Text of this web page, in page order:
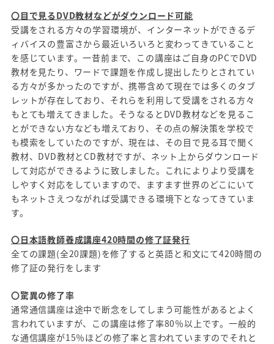
〇目で見るDVD教材などがダウンロード可能
受講をされる方々の学習環境が、インターネットができるデ
ィバイスの豊富さから最近いろいろと変わってきていること
を感じています。一昔前まで、この講座はご自身のPCでDVD
教材を見たり、ワードで課題を作成し提出したりとされてい
る方々が多かったのですが、携帯含めて現在では多くのタブ
レットが存在しており、それらを利用して受講をされる方々
もとても増えてきました。そうなるとDVD教材などを見るこ
とができない方なども増えており、その点の解決策を学校で
も模索をしていたのですが、現在は、その目で見る耳で聞く
教材、DVD教材とCD教材ですが、ネット上からダウンロード
して対応ができるように致しました。これによりより受講を
しやすく対応をしていますので、ますます世界のどこにいて
もネットさえつながれば受講できる環境下となってきていま
す。
〇日本語教師養成講座420時間の修了証発行
全ての課題(全20課題)を修了すると英語と和文にて420時間の
修了証の発行をします
〇驚異の修了率
通常通信講座は途中で断念をしてしまう可能性があるとよく
言われていますが、この講座は修了率80％以上です。一般的
な通信講座が15％ほどの修了率と言われていますのでそれと